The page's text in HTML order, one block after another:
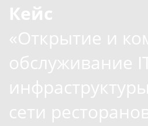
Кейс
«Открытие и
обслуживание
инфраструктуры
сети